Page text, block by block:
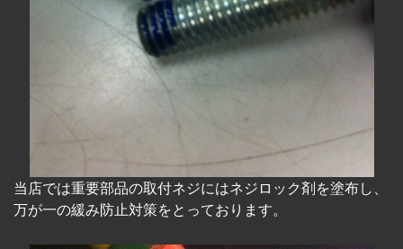
当店では重要部品の取付ネジにはネジロック剤を塗布し、
万が一の緩み防止対策をとっております。